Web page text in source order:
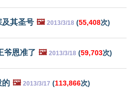
及其圣号 🖼️ 2013/3/18 (55,408次)
爷恩准了 🖼️ 2013/3/18 (59,703次)
的 🖼️ 2013/3/17 (113,866次)